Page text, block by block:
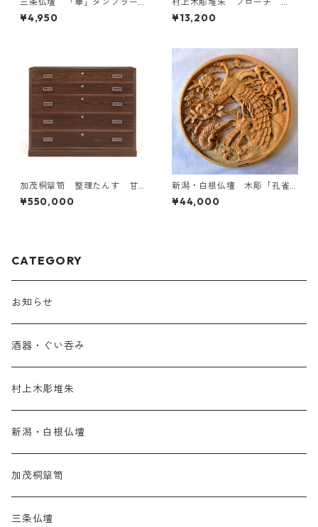
ストレート 槌目・艶消し 1
40ml No.4697
¥4,950
桜 上彫
¥13,200
加茂桐簞笥 整理たんす 甘
栗
¥550,000
新潟・白根仏壇 木彫「孔雀
に牡丹」
¥44,000
CATEGORY
お知らせ
酒器・ぐい呑み
村上木彫堆朱
新潟・白根仏壇
加茂桐簞笥
三条仏壇